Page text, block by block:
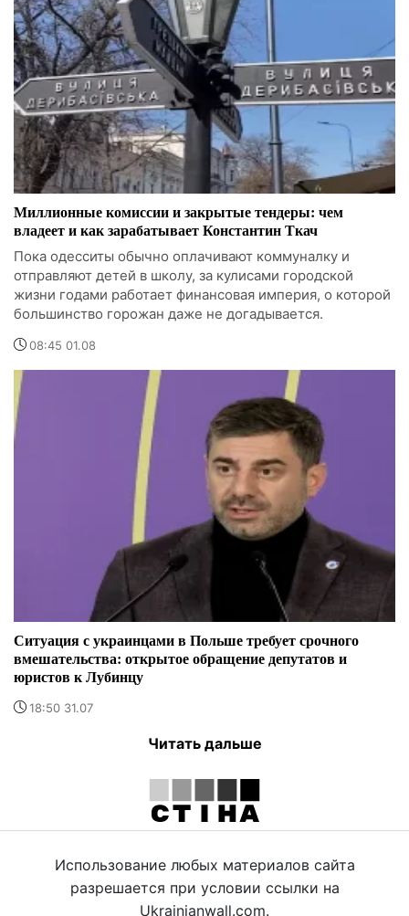
Миллионные комиссии и закрытые тендеры: чем
владеет и как зарабатывает Константин Ткач
Пока одесситы обычно оплачивают коммуналку и
отправляют детей в школу, за кулисами городской
жизни годами работает финансовая империя, о которой
большинство горожан даже не догадывается.
08:45 01.08
Ситуация с украинцами в Польше требует срочного
вмешательства: открытое обращение депутатов и
юристов к Лубинцу
18:50 31.07
Читать дальше
Использование любых материалов сайта
разрешается при условии ссылки на
Ukrainianwall.com.